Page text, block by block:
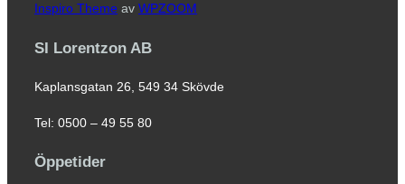
Inspiro Theme av WPZOOM
SI Lorentzon AB
Kaplansgatan 26, 549 34 Skövde
Tel: 0500 – 49 55 80
Öppetider